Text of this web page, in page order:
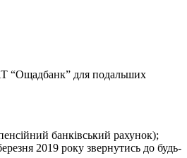
АТ “Ощадбанк” для подальших
банківський рахунок);
2019 року звернутись до будь-